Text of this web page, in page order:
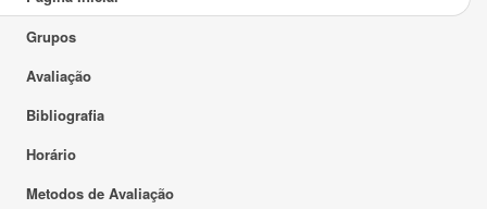
Grupos
Avaliação
Bibliografia
Horário
Metodos de Avaliação